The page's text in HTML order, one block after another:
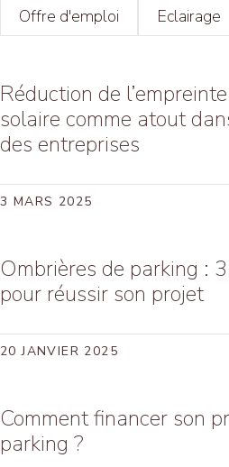
Offre d'emploi
Eclairage
Réduction de
solaire comme atout
des entreprises
3 MARS 2025
Ombrières de parking :
pour réussir son projet
20 JANVIER 2025
Comment financer son
parking ?